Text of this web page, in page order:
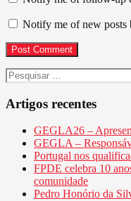
Notify me of new posts
Pesquisar
por:
Artigos recentes
GEGLA26 –
GEGLA –
Portugal nos
FPDE celebra 10
comunidade
Pedro Honório da